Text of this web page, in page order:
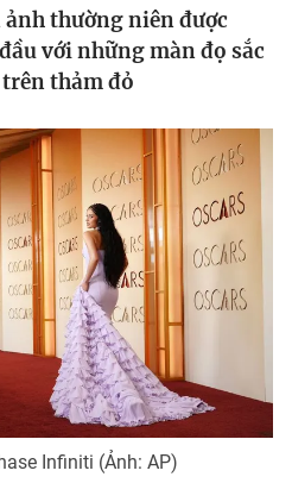
thường niên được
với những màn đọ sắc
thảm đỏ
Infiniti (Ảnh: AP)